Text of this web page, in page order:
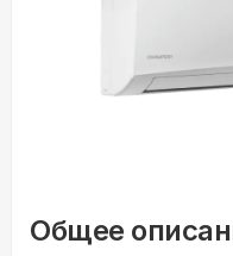
Общее